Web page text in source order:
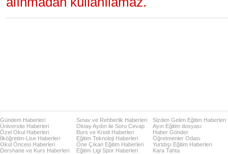
Gündem Haberleri
Üniversite Haberleri
Özel Okul Haberleri
İlköğretim-Lise Haberleri
Okul Öncesi Haberleri
Dershane ve Kurs Haberleri
Sınav ve Rehberlik Haberleri
Oktay Aydın ile Soru Cevap
Burs ve Kredi Haberleri
Eğitim Teknoloji Haberleri
Öne Çıkan Eğitim Haberleri
Eğitim Ligi Spor Haberleri
Sizden Gelen Eğitim Haberleri
Ayın Eğitim dosyası
Haber Gönder
Öğretmenler Odası
Yurtdışı Eğitim Haberleri
Kara Tahta